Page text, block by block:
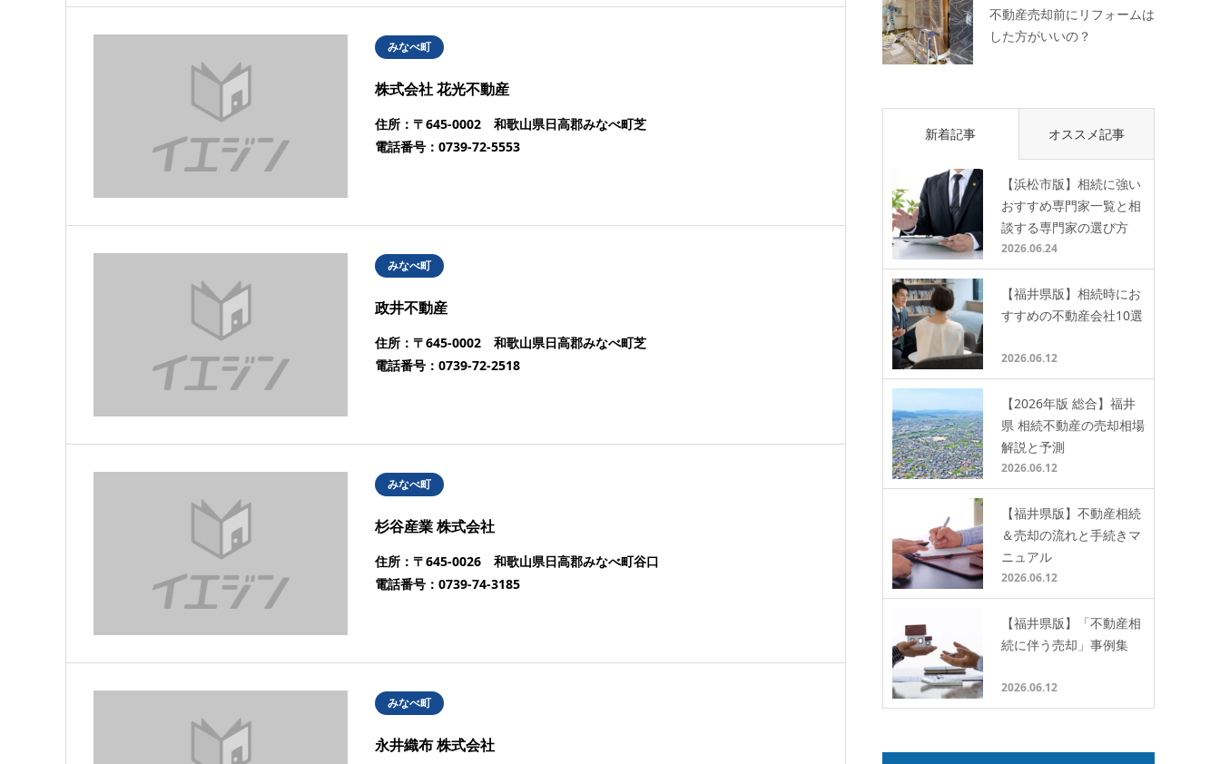
みなべ町
株式会社 花光不動産
住所：〒645-0002 和歌山県日高郡みなべ町芝
電話番号：0739-72-5553
みなべ町
政井不動産
住所：〒645-0002 和歌山県日高郡みなべ町芝
電話番号：0739-72-2518
みなべ町
杉谷産業 株式会社
住所：〒645-0026 和歌山県日高郡みなべ町谷口
電話番号：0739-74-3185
みなべ町
永井織布 株式会社
不動産売却前にリフォームは
した方がいいの？
新着記事 オススメ記事
【浜松市版】相続に強い
おすすめ専門家一覧と相
談する専門家の選び方
2026.06.24
【福井県版】相続時にお
すすめの不動産会社10選
2026.06.12
【2026年版 総合】福井
県 相続不動産の売却相場
解説と予測
2026.06.12
【福井県版】不動産相続
＆売却の流れと手続きマ
ニュアル
2026.06.12
【福井県版】「不動産相
続に伴う売却」事例集
2026.06.12